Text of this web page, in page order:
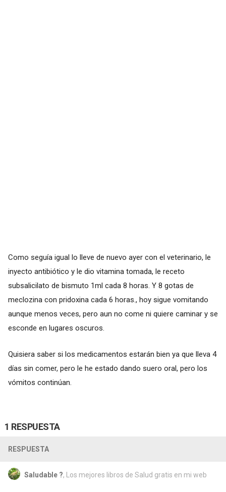
Como seguía igual lo lleve de nuevo ayer con el veterinario, le
inyecto antibiótico y le dio vitamina tomada, le receto
subsalicilato de bismuto 1ml cada 8 horas. Y 8 gotas de
meclozina con pridoxina cada 6 horas., hoy sigue vomitando
aunque menos veces, pero aun no come ni quiere caminar y se
esconde en lugares oscuros.
Quisiera saber si los medicamentos estarán bien ya que lleva 4
días sin comer, pero le he estado dando suero oral, pero los
vómitos continúan.
1 RESPUESTA
RESPUESTA
Saludable ?, Los mejores libros de Salud gratis en mi web